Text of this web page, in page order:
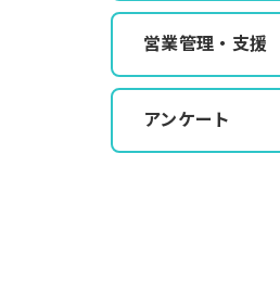
営業管理・支援
アンケート